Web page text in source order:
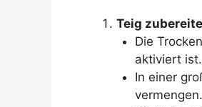
Teig
Die
aktiviert ist.
In einer
vermengen.